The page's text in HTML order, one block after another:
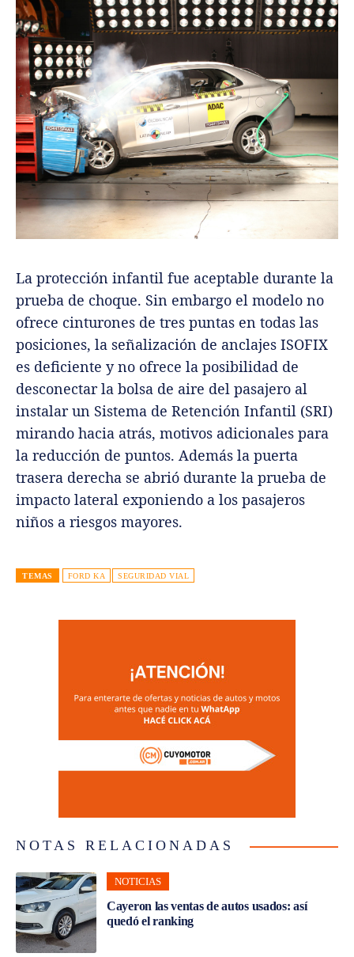
La protección infantil fue aceptable durante la
prueba de choque. Sin embargo el modelo no
ofrece cinturones de tres puntas en todas las
posiciones, la señalización de anclajes ISOFIX
es deficiente y no ofrece la posibilidad de
desconectar la bolsa de aire del pasajero al
instalar un Sistema de Retención Infantil (SRI)
mirando hacia atrás, motivos adicionales para
la reducción de puntos. Además la puerta
trasera derecha se abrió durante la prueba de
impacto lateral exponiendo a los pasajeros
niños a riesgos mayores.
TEMAS FORD KA SEGURIDAD VIAL
NOTAS RELACIONADAS
NOTICIAS
Cayeron las ventas de autos usados: así
quedó el ranking